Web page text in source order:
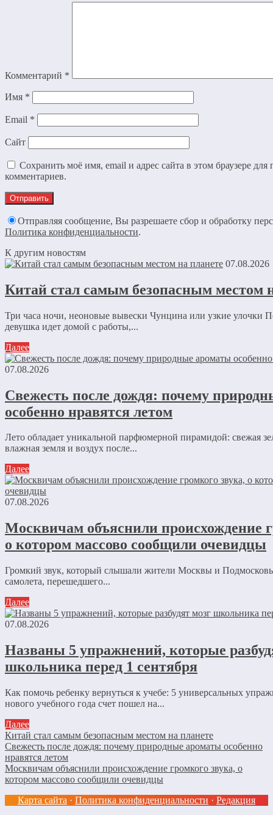
Комментарий *
Имя *
Email *
Сайт
Сохранить моё имя, email и адрес сайта в этом браузере
комментариев.
Отправляя сообщение, Вы разрешаете сбор и обработку
Политика конфиденциальности.
К другим новостям
07.08.2026
Китай стал самым безопасным местом
Три часа ночи, неоновые вывески Чунцина или узкие улочки
девушка идет домой с работы,...
Далее
07.08.2026
Свежесть после дождя: почему
особенно нравятся летом
Лето обладает уникальной парфюмерной пирамидой: свежая
влажная земля и воздух после...
Далее
07.08.2026
Москвичам объяснили происхождение
о котором массово сообщили очевидцы
Громкий звук, который слышали жители Москвы и
самолета, перешедшего...
Далее
07.08.2026
Названы 5 упражнений, которые
школьника перед 1 сентября
Как помочь ребенку вернуться к учебе: 5 универсальных
нового учебного года счет пошел на...
Далее
Китай стал самым безопасным местом на планете
Свежесть после дождя: почему природные ароматы особенно
нравятся летом
Москвичам объяснили происхождение громкого звука, о
котором массово сообщили очевидцы
Карта сайта · Политика конфиденциальности · Редакция